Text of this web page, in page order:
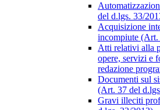
del d.lgs. 33/
Acquisizione
incompiute (Art.
Atti relativi alla
opere, servizi e
redazione
Documenti sul
(Art. 37 del
Gravi illeciti